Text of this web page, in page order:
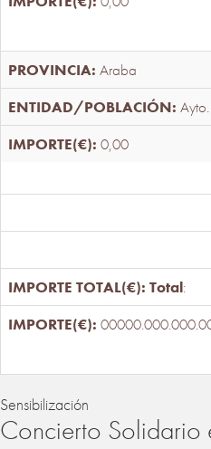
Araba
0,00
Total:
Sensibilización
Concierto Solidario